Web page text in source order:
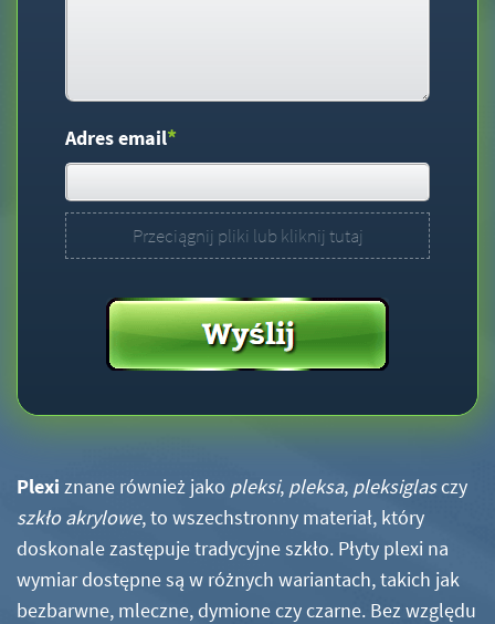
Adres email*
Przeciągnij pliki lub kliknij tutaj
Plexi znane również jako pleksi, pleksa, pleksiglasczy
szkło akrylowe, to wszechstronny materiał, który
doskonale zastępuje tradycyjne szkło. Płyty plexi na
wymiar dostępne są w różnych wariantach, takich jak
bezbarwne, mleczne, dymione czy czarne. Bez względu